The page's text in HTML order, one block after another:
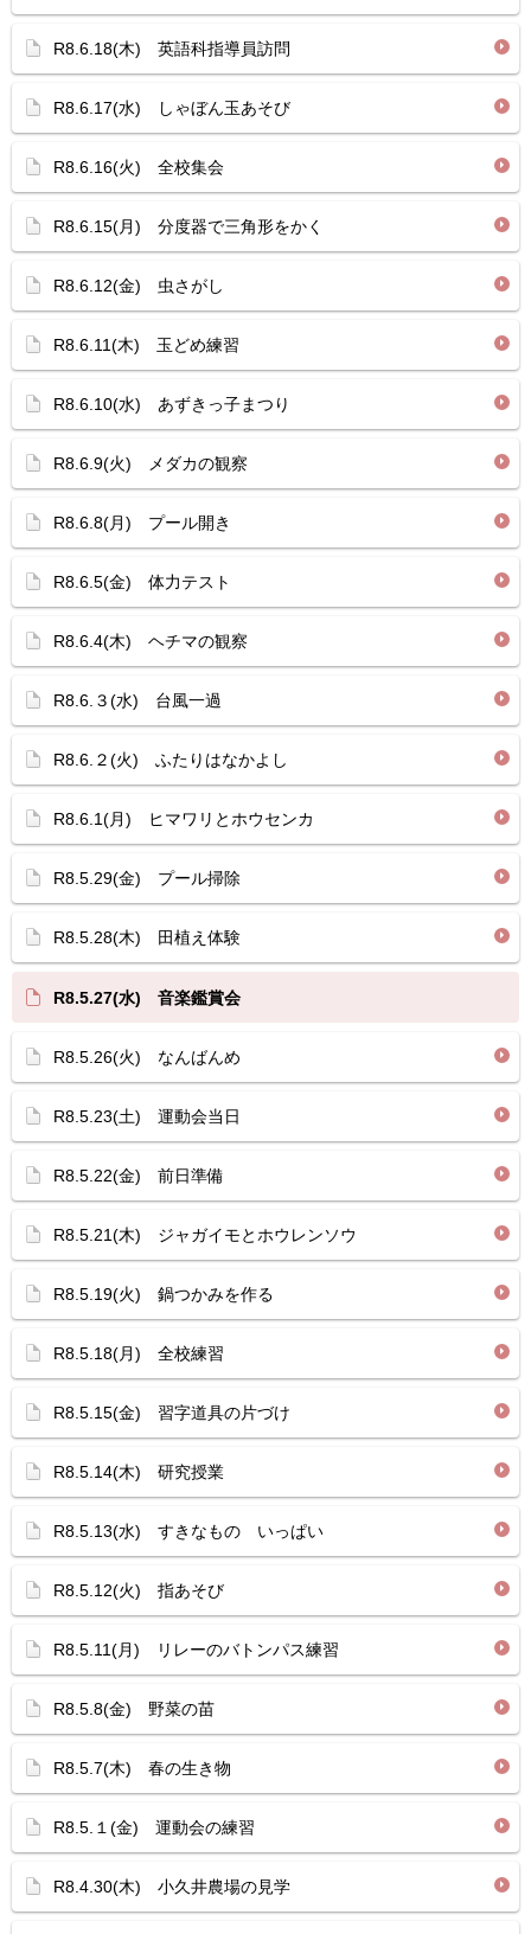
R8.6.18(木) 英語科指導員訪問
R8.6.17(水) しゃぼん玉あそび
R8.6.16(火) 全校集会
R8.6.15(月) 分度器で三角形をかく
R8.6.12(金) 虫さがし
R8.6.11(木) 玉どめ練習
R8.6.10(水) あずきっ子まつり
R8.6.9(火) メダカの観察
R8.6.8(月) プール開き
R8.6.5(金) 体力テスト
R8.6.4(木) ヘチマの観察
R8.6.３(水) 台風一過
R8.6.２(火) ふたりはなかよし
R8.6.1(月) ヒマワリとホウセンカ
R8.5.29(金) プール掃除
R8.5.28(木) 田植え体験
R8.5.27(水) 音楽鑑賞会
R8.5.26(火) なんばんめ
R8.5.23(土) 運動会当日
R8.5.22(金) 前日準備
R8.5.21(木) ジャガイモとホウレンソウ
R8.5.19(火) 鍋つかみを作る
R8.5.18(月) 全校練習
R8.5.15(金) 習字道具の片づけ
R8.5.14(木) 研究授業
R8.5.13(水) すきなもの いっぱい
R8.5.12(火) 指あそび
R8.5.11(月) リレーのバトンパス練習
R8.5.8(金) 野菜の苗
R8.5.7(木) 春の生き物
R8.5.１(金) 運動会の練習
R8.4.30(木) 小久井農場の見学